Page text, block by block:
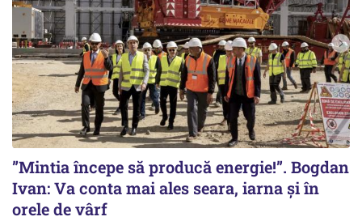
”Mintia începe să producă energie!”. Bogdan
Ivan: Va conta mai ales seara, iarna și în
orele de vârf